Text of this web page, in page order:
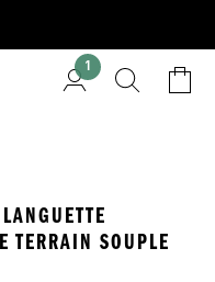
1
TERRAIN SOUPLE